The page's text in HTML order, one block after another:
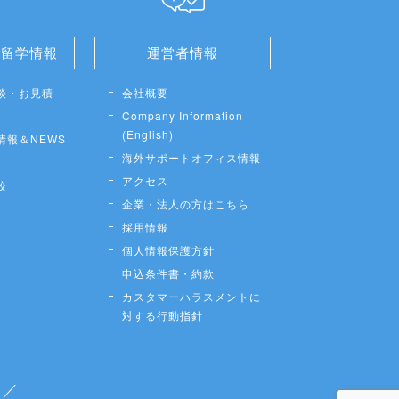
学情報
・お見積
報＆NEWS
運営者情報
会社概要
Company Information
(English)
海外サポートオフィス情報
アクセス
企業・法人の方はこちら
採用情報
個人情報保護方針
申込条件書・約款
カスタマーハラスメントに
対する行動指針
／